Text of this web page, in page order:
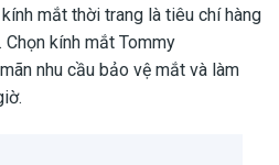
mắt thời trang là tiêu chí hàng
kính mắt Tommy
nhu cầu bảo vệ mắt và làm